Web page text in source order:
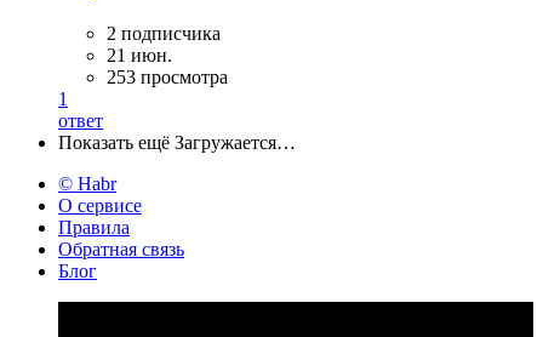
2 подписчика
21 июн.
253 просмотра
1
ответ
Показать ещё Загружается…
© Habr
О сервисе
Правила
Обратная связь
Блог